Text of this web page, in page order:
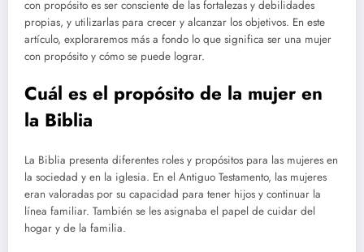
con propósito es ser consciente de las fortalezas y debilidades
propias, y utilizarlas para crecer y alcanzar los objetivos. En este
artículo, exploraremos más a fondo lo que significa ser una mujer
con propósito y cómo se puede lograr.
Cuál es el propósito de la mujer en
la Biblia
La Biblia presenta diferentes roles y propósitos para las mujeres en
la sociedad y en la iglesia. En el Antiguo Testamento, las mujeres
eran valoradas por su capacidad para tener hijos y continuar la
línea familiar. También se les asignaba el papel de cuidar del
hogar y de la familia.